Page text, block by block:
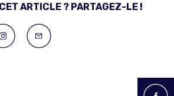
ARTICLE ? PARTAGEZ-LE !